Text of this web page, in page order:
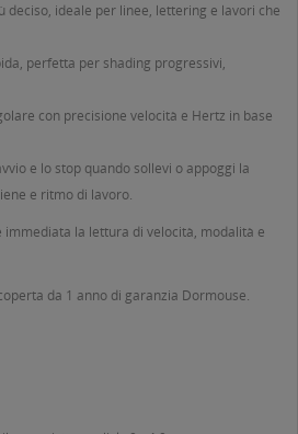
deciso, ideale per linee, lettering e lavori che
perfetta per shading progressivi,
con precisione velocità e Hertz in base
e lo stop quando sollevi o appoggi la
e ritmo di lavoro.
immediata la lettura di velocità, modalità e
da 1 anno di garanzia Dormouse.